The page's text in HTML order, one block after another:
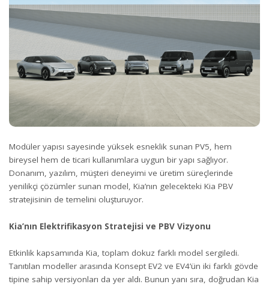
Modüler yapısı sayesinde yüksek esneklik sunan PV5, hem
bireysel hem de ticari kullanımlara uygun bir yapı sağlıyor.
Donanım, yazılım, müşteri deneyimi ve üretim süreçlerinde
yenilikçi çözümler sunan model, Kia’nın gelecekteki Kia PBV
stratejisinin de temelini oluşturuyor.
Kia’nın Elektrifikasyon Stratejisi ve PBV Vizyonu
Etkinlik kapsamında Kia, toplam dokuz farklı model sergiledi.
Tanıtılan modeller arasında Konsept EV2 ve EV4’ün iki farklı gövde
tipine sahip versiyonları da yer aldı. Bunun yanı sıra, doğrudan Kia